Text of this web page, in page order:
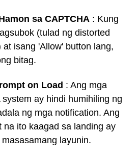
sa CAPTCHA : Kung
(tulad ng distorted
isang 'Allow' button lang,
bitag.
on Load : Ang mga
ay hindi humihiling ng
ng mga notification. Ang
na ito kaagad sa landing ay
layunin.